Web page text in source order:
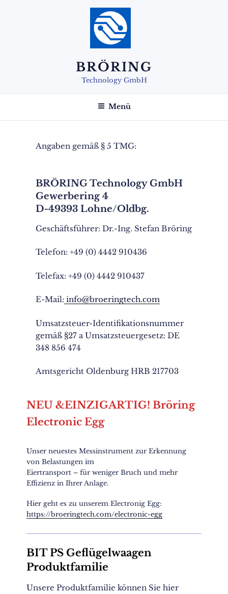
BRÖRING
Technology GmbH
Menü
Angaben gemäß § 5 TMG:
BRÖRING Technology GmbH
Gewerbering 4
D-49393 Lohne/Oldbg.
Geschäftsführer: Dr.-Ing. Stefan Bröring
Telefon: +49 (0) 4442 910436
Telefax: +49 (0) 4442 910437
E-Mail: info@broeringtech.com
Umsatzsteuer-Identifikationsnummer
gemäß §27 a Umsatzsteuergesetz: DE
348 856 474
Amtsgericht Oldenburg HRB 217703
NEU &EINZIGARTIG! Bröring
Electronic Egg
Unser neuestes Messinstrument zur Erkennung
von Belastungen im
Eiertransport – für weniger Bruch und mehr
Effizienz in Ihrer Anlage.
Hier geht es zu unserem Electronig Egg:
https://broeringtech.com/electronic-egg
BIT PS Geflügelwaagen
Produktfamilie
Unsere Produktfamilie können Sie hier